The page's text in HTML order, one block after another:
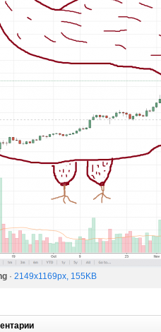
· 2149x1169px, 155KB